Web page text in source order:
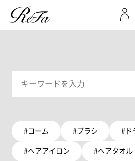
#コーム #ブラシ #ド
#ヘアアイロン #ヘアタオル